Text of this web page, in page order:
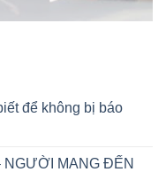
để không bị báo
MANG ĐẾN